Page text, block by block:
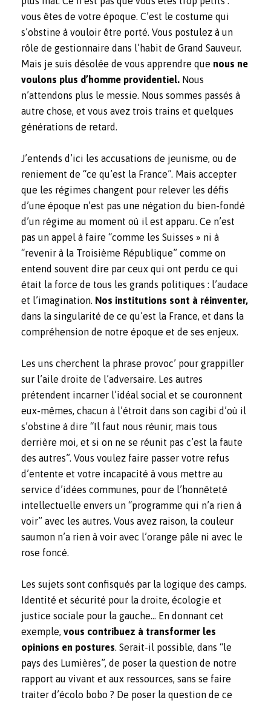
vous êtes de votre époque. C’est le costume qui
s’obstine à vouloir être porté. Vous postulez à un
rôle de gestionnaire dans l’habit de Grand Sauveur.
Mais je suis désolée de vous apprendre que nous ne
voulons plus d’homme providentiel. Nous
n’attendons plus le messie. Nous sommes passés à
autre chose, et vous avez trois trains et quelques
générations de retard.
J’entends d’ici les accusations de jeunisme, ou de
reniement de “ce qu’est la France”. Mais accepter
que les régimes changent pour relever les défis
d’une époque n’est pas une négation du bien-fondé
d’un régime au moment où il est apparu. Ce n’est
pas un appel à faire “comme les Suisses » ni à
“revenir à la Troisième République” comme on
entend souvent dire par ceux qui ont perdu ce qui
était la force de tous les grands politiques : l’audace
et l’imagination. Nos institutions sont à réinventer,
dans la singularité de ce qu’est la France, et dans la
compréhension de notre époque et de ses enjeux.
Les uns cherchent la phrase provoc’ pour grappiller
sur l’aile droite de l’adversaire. Les autres
prétendent incarner l’idéal social et se couronnent
eux-mêmes, chacun à l’étroit dans son cagibi d’où il
s’obstine à dire “Il faut nous réunir, mais tous
derrière moi, et si on ne se réunit pas c’est la faute
des autres”. Vous voulez faire passer votre refus
d’entente et votre incapacité à vous mettre au
service d’idées communes, pour de l’honnêteté
intellectuelle envers un “programme qui n’a rien à
voir” avec les autres. Vous avez raison, la couleur
saumon n’a rien à voir avec l’orange pâle ni avec le
rose foncé.
Les sujets sont confisqués par la logique des camps.
Identité et sécurité pour la droite, écologie et
justice sociale pour la gauche… En donnant cet
exemple, vous contribuez à transformer les
opinions en postures. Serait-il possible, dans “le
pays des Lumières”, de poser la question de notre
rapport au vivant et aux ressources, sans se faire
traiter d’écolo bobo ? De poser la question de ce